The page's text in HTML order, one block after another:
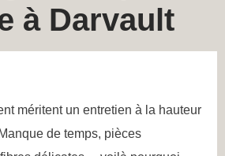
à Darvault
méritent un entretien à la hauteur
de temps, pièces